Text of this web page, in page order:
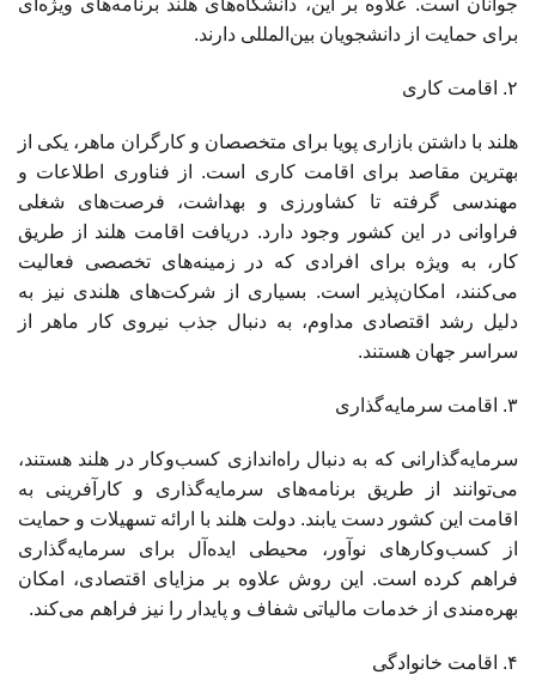
جوانان است. علاوه بر این، دانشگاه‌های هلند برنامه‌های ویژه‌ای
برای حمایت از دانشجویان بین‌المللی دارند.
۲. اقامت کاری
هلند با داشتن بازاری پویا برای متخصصان و کارگران ماهر، یکی از
بهترین مقاصد برای اقامت کاری است. از فناوری اطلاعات و
مهندسی گرفته تا کشاورزی و بهداشت، فرصت‌های شغلی
فراوانی در این کشور وجود دارد. دریافت اقامت هلند از طریق
کار، به ویژه برای افرادی که در زمینه‌های تخصصی فعالیت
می‌کنند، امکان‌پذیر است. بسیاری از شرکت‌های هلندی نیز به
دلیل رشد اقتصادی مداوم، به دنبال جذب نیروی کار ماهر از
سراسر جهان هستند.
۳. اقامت سرمایه‌گذاری
سرمایه‌گذارانی که به دنبال راه‌اندازی کسب‌وکار در هلند هستند،
می‌توانند از طریق برنامه‌های سرمایه‌گذاری و کارآفرینی به
اقامت این کشور دست یابند. دولت هلند با ارائه تسهیلات و حمایت
از کسب‌وکارهای نوآور، محیطی ایده‌آل برای سرمایه‌گذاری
فراهم کرده است. این روش علاوه بر مزایای اقتصادی، امکان
بهره‌مندی از خدمات مالیاتی شفاف و پایدار را نیز فراهم می‌کند.
۴. اقامت خانوادگی